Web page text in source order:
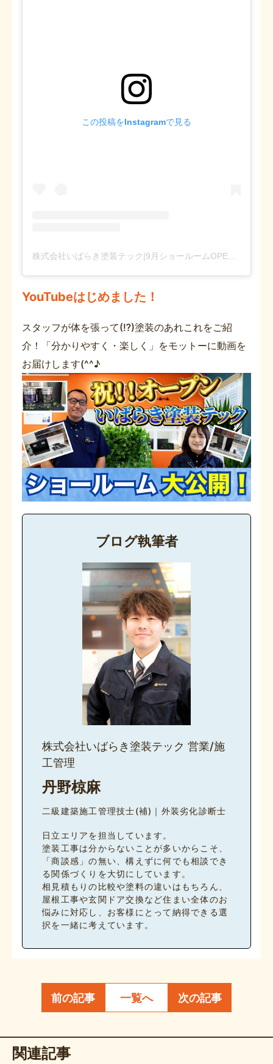
この投稿をInstagramで見る
YouTubeはじめました！
スタッフが体を張って(⁉)塗装のあれこれをご紹
介！「分かりやすく・楽しく」をモットーに動画を
お届けします(^^♪
ブログ執筆者
株式会社いばらき塗装テック 営業/施
工管理
丹野椋麻
二級建築施工管理技士(補)｜外装劣化診断士
日立エリアを担当しています。
塗装工事は分からないことが多いからこそ、
「商談感」の無い、構えずに何でも相談でき
る関係づくりを大切にしています。
相見積もりの比較や塗料の違いはもちろん、
屋根工事や玄関ドア交換など住まい全体のお
悩みに対応し、お客様にとって納得できる選
択を一緒に考えています。
前の記事 一覧へ 次の記事
関連記事